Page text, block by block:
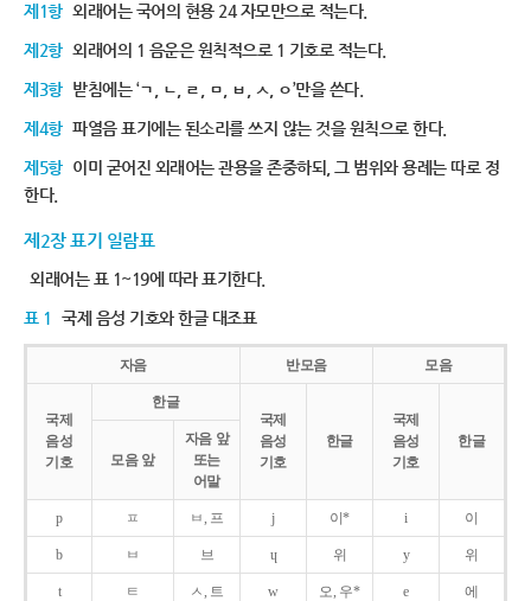
제1항 외래어는 국어의 현용 24 자모만으로 적는다.
제2항 외래어의 1 음운은 원칙적으로 1 기호로 적는다.
제3항 받침에는 ‘ㄱ, ㄴ, ㄹ, ㅁ, ㅂ, ㅅ, ㅇ’만을 쓴다.
제4항 파열음 표기에는 된소리를 쓰지 않는 것을 원칙으로 한다.
제5항 이미 굳어진 외래어는 관용을 존중하되, 그 범위와 용례는 따로 정
한다.
제2장 표기 일람표
외래어는 표 1~19에 따라 표기한다.
표 1 국제 음성 기호와 한글 대조표
자음 반모음 모음
국제
음성
기호
한글
국제
음성
기호
한글
국제
음성
기호
한글
모음 앞
자음 앞
또는
어말
p ㅍ ㅂ, 프 j 이* i 이
b ㅂ 브 ɥ 위 y 위
t ㅌ ㅅ, 트 w 오, 우* e 에